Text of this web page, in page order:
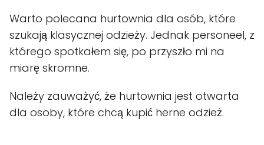
Warto polecana hurtownia dla osób, które
szukają klasycznej odzieży. Jednak personeel, z
którego spotkałem się, po przyszło mi na
miarę skromne.
Należy zauważyć, że hurtownia jest otwarta
dla osoby, które chcą kupić herne odzież.